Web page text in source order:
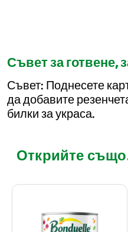
Съвет за готвене,
Съвет: Поднесете
да добавите
билки за украса.
Открийте